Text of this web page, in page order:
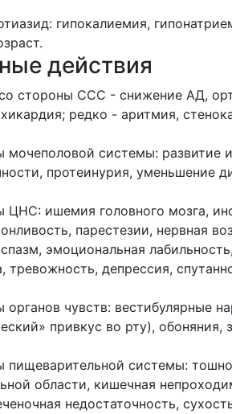
гипокалиемия,
действия
стороны CCC - снижение АД,
редко - аритмия,
мочеполовой системы: развитие
протеинурия, уменьшение
ЦНС: ишемия головного мозга,
парестезии, нервная
эмоциональная
тревожность, депрессия,
органов чувств: вестибулярные
привкус во рту), обоняния,
пищеварительной системы:
области, кишечная
недостаточность,